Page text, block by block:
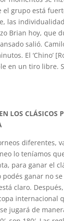
el grupo está
las
Brian hoy, que
salió.
El ‘Chino’
en un tiro libre.
LOS CLÁSICOS
diferentes,
lo teníamos
para ganar el
podés ganar no
claro.
internacional
jugará de